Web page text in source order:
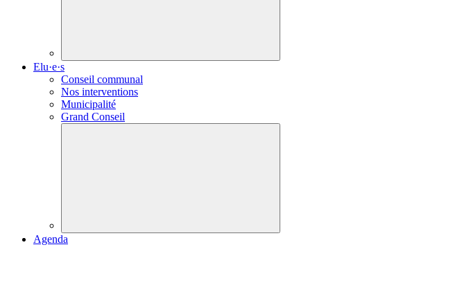
Elu·e·s
Conseil communal
Nos interventions
Municipalité
Grand Conseil
Agenda